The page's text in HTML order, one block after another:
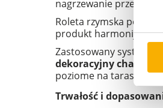
nagrzewanie
Roleta rzymska
produkt harmonijnie
Zastosowany system
dekoracyjny
poziome na taras
Trwałość i